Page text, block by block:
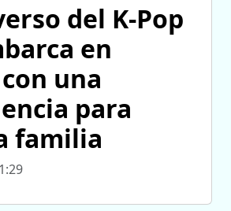
del K-Pop
en
una
para
familia